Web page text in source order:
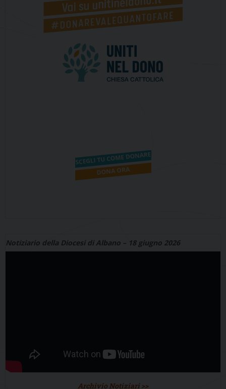
Notiziario della Diocesi di Albano – 18 giugno 2026
Archivio Notiziari >>